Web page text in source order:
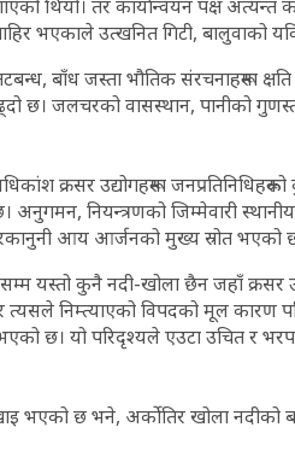
थियो। तर कार्यान्वयन पक्ष अत्यन्त
भएकाले उत्खनित गिटी, बालुवाको
बाँध जस्ता भौतिक संरचनाहरूमा
छ। जलचरको वासस्थान, पानीको
क्रसर उद्योगहरूमा
अनुगमन, नियन्त्रणको जिम्मेवारी
आय आर्जनको मुख्य स्रोत भएको
यस्तो कुनै नदी-खोला छैन जहाँ क्रसर
निम्त्याएको विपदको मूल कारण
छ। यो परिदृश्यले एउटा उचित र
भएको छ भने, अर्कोतिर खोला नदीको